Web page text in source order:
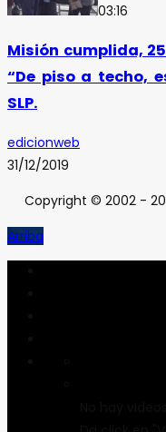
03:16
Misión cumplida,
“De piso a techo,
SLP.
edicionweb
31/12/2019
Copyright © 2002 -
Arriba